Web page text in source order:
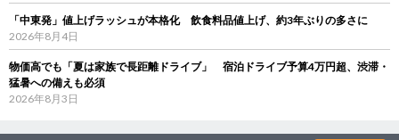
「中東発」値上げラッシュが本格化 飲食料品値上げ、約3年ぶりの多さに
2026年8月4日
物価高でも「夏は家族で長距離ドライブ」 宿泊ドライブ予算4万円超、渋滞・
猛暑への備えも必須
2026年8月3日